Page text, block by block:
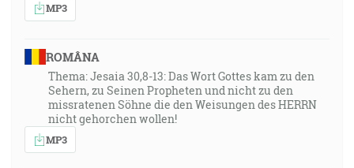
MP3
ROMÂNA
Thema: Jesaia 30,8-13: Das Wort Gottes kam zu den
Sehern, zu Seinen Propheten und nicht zu den
missratenen Söhne die den Weisungen des HERRN
nicht gehorchen wollen!
MP3